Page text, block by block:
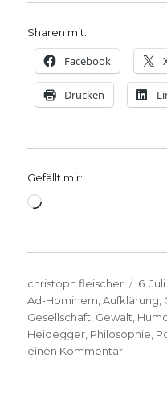
Sharen mit:
Facebook
Drucken
Gefällt mir:
Wird
Autor
christoph.fleischer
am
6.
Ad-Hominem ,Aufklärung
Gesellschaft Gewalt
Heidegger Philosophie
einen Kommentarzu